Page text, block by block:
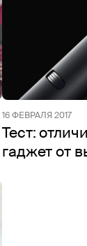
16 ФЕВРАЛЯ 2017
Тест:
гаджет от